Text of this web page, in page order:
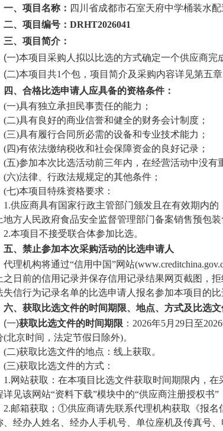
一、 项目名称： 四川省成都市石室天府中学桶装水配
二、 项目编号： DRHT2026041
三、 项目简介：
(一)本项目采购人拟以比选的方式确定一个供应商完
(二)本项目共1个包，项目简介及采购内容详见第五
四、 合格比选申请人应具备的资格条件：
(一)具有独立承担 民事责任的能力；
(二)具有良好的商业信誉和健全的财务会计制度；
(三)具有履行合同所必需的设备和专业技术能力；
(四)有依法缴纳税收和社会保障资金的良好记录；
(五)参加本次比选活动前三年内，在经营活动中没有
(六)法律、 行政法规规定的其他条件；
(七)本项目特殊资格要求：
1.供应商具有国家行政主管部门颁发且在有效期内
地方人民政府食品安全监督管理部门备案销售预包
2.本项目不接受联合体参加比选。
五、 禁止参加本次采购活动的比选申请人
代理机构将通过“信用中国”网站
之日前的信用记录并保存信用记录结果网页截图，
失信行为记录名单的比选申请人报名参加本项目的比
六、 获取比选文件的时间期限、地点、方式及比选
(一)获取比选文件的时间期限 ： 2026年5月 29日至
(北京时间，法定节假日除外)。
(二)获取 比选文件的地点：线上获取 。
(三)获取 比选文件的方式：
1.网站获取： 在本项目 比选文件获取时间期限内，在
详见该网站“资料下载”模块中的“供应商注册授权书”
2.邮箱获取； ①供应商请先联系代理机构获取《报名
、经办人姓名、经办人手机号、单位座机及传真号